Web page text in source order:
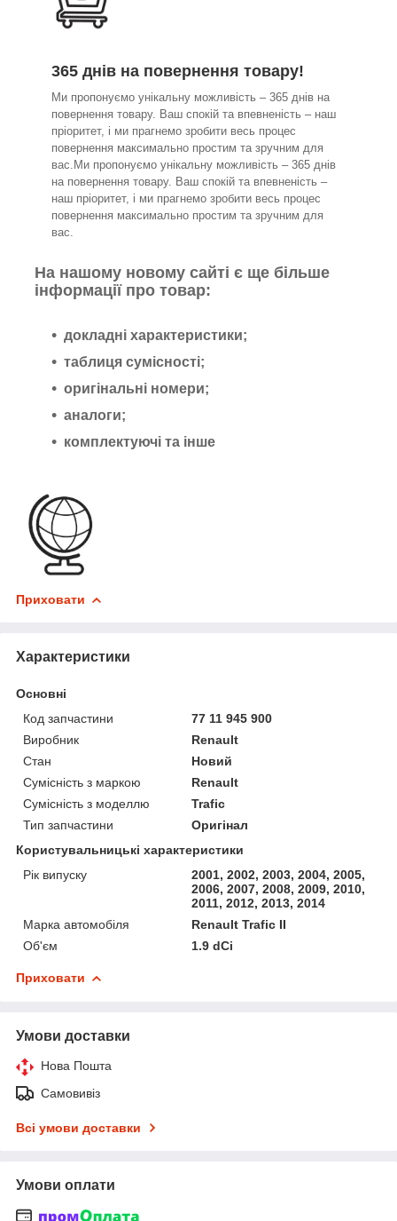
365 днів на повернення товару!
Ми пропонуємо унікальну можливість – 365 днів на
повернення товару. Ваш спокій та впевненість – наш
пріоритет, і ми прагнемо зробити весь процес
повернення максимально простим та зручним для
вас.Ми пропонуємо унікальну можливість – 365 днів
на повернення товару. Ваш спокій та впевненість –
наш пріоритет, і ми прагнемо зробити весь процес
повернення максимально простим та зручним для
вас.
На нашому новому сайті є ще більше
інформації про товар:
докладні характеристики;
таблиця сумісності;
оригінальні номери;
аналоги;
комплектуючі та інше
Приховати
Характеристики
Основні
Код запчастини
77 11 945 900
Виробник
Renault
Стан
Новий
Сумісність з маркою
Renault
Сумісність з моделлю
Trafic
Тип запчастини
Оригінал
Користувальницькі характеристики
Рік випуску
2001, 2002, 2003, 2004, 2005,
2006, 2007, 2008, 2009, 2010,
2011, 2012, 2013, 2014
Марка автомобіля
Renault Trafic II
Об'єм
1.9 dCi
Приховати
Умови доставки
Нова Пошта
Самовивіз
Всі умови доставки
Умови оплати